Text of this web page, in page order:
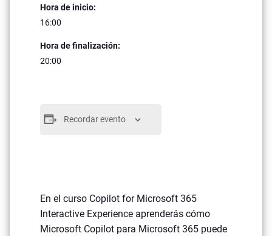
Hora de inicio:
16:00
Hora de finalización:
20:00
Recordar evento
En el curso Copilot for Microsoft 365
Interactive Experience aprenderás cómo
Microsoft Copilot para Microsoft 365 puede